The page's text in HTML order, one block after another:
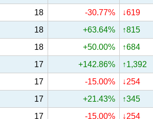
18 -30.77%
↓619
18 +63.64%
↑815
18 +50.00%
↑684
17 +142.86%
↑1,392
17 -15.00%
↓254
17 +21.43%
↑345
17 -15.00%
↓254